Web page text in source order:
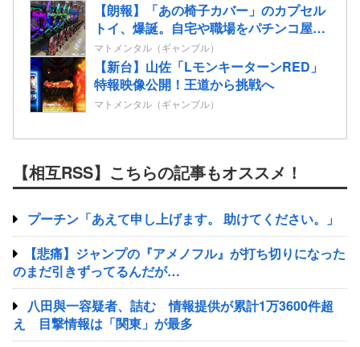
【朗報】「あの椅子カバー」のカプセル
トイ、爆誕。自宅や職場をパチンコ屋に
しちゃおうｗｗｗ
マトメンタル（ギャンブル）
【新台】山佐「LモンキーターンRED」
特報映像公開！王道から挑戦へ
マトメンタル（ギャンブル）
【相互RSS】こちらの記事もオススメ！
プーチン「あえて申し上げます。 助けてください。」
【悲痛】ジャンプの『アメノフル』が打ち切りになった
のまだ引きずってるんだが…
八田與一容疑者、詰む 情報提供が累計1万3600件超
え 目撃情報は「関東」が最多